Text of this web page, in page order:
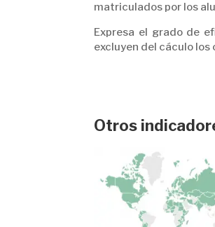
matriculados por los
Expresa el grado de
excluyen del cáculo
Otros